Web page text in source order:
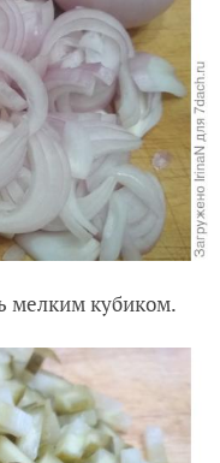
мелким кубиком.